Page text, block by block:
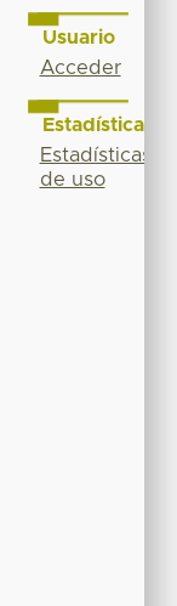
Usuario
Acceder
Estadísticas
Estadísticas
de uso